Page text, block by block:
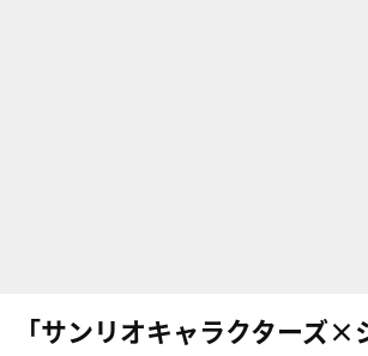
「サンリオキャラクターズ×